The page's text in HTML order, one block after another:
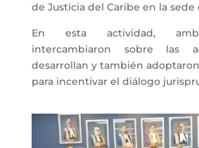
de Justicia del Caribe en la sede
En esta actividad,
intercambiaron sobre las
desarrollan y también
para incentivar el diálogo